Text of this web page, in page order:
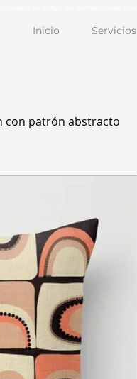
Inicio Servicios
con patrón abstracto